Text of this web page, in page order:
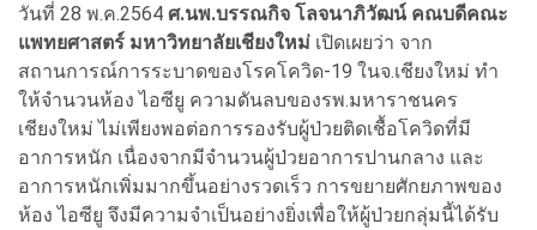
วันที่ 28 พ.ค.2564 ศ.นพ.บรรณกิจ โลจนาภิวัฒน์ คณบดีคณะ
แพทยศาสตร์ มหาวิทยาลัยเชียงใหม่ เปิดเผยว่า จาก
สถานการณ์การระบาดของโรคโควิด-19 ในจ.เชียงใหม่ ทำ
ให้จํานวนห้อง ไอซียู ความดันลบของรพ.มหาราชนคร
เชียงใหม่ ไม่เพียงพอต่อการรองรับผู้ป่วยติดเชื้อโควิดที่มี
อาการหนัก เนื่องจากมีจำนวนผู้ป่วยอาการปานกลาง และ
อาการหนักเพิ่มมากขึ้นอย่างรวดเร็ว การขยายศักยภาพของ
ห้อง ไอซียู จึงมีความจำเป็นอย่างยิ่งเพื่อให้ผู้ป่วยกลุ่มนี้ได้รับ